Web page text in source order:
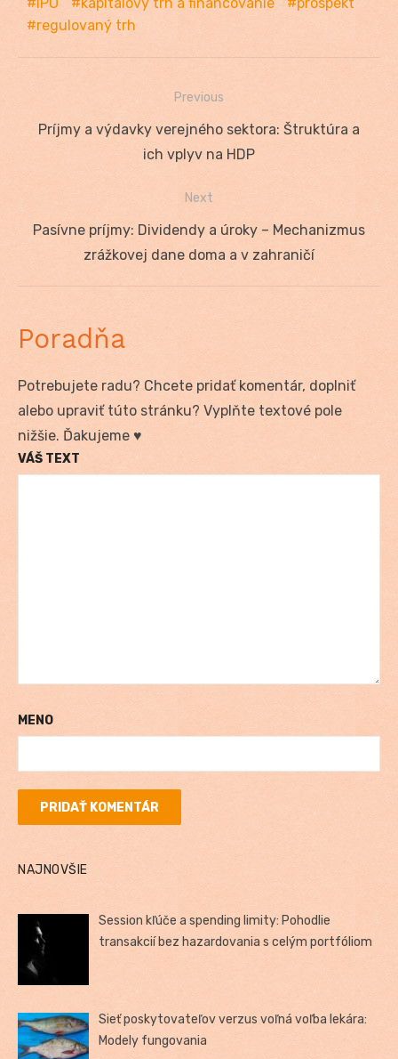
regulovaný trh
Navigácia
Previous
Previous
Príjmy a výdavky verejného sektora: Štruktúra a
ich vplyv na HDP
Next
Next
Pasívne príjmy: Dividendy a úroky – Mechanizmus
zrážkovej dane doma a v zahraničí
Poradňa
Potrebujete radu? Chcete pridať komentár, doplniť
alebo upraviť túto stránku? Vyplňte textové pole
nižšie. Ďakujeme ♥
VÁŠ TEXT
MENO
NAJNOVŠIE
Session kľúče a spending limity: Pohodlie
transakcií bez hazardovania s celým portfóliom
Sieť poskytovateľov verzus voľná voľba lekára:
Modely fungovania